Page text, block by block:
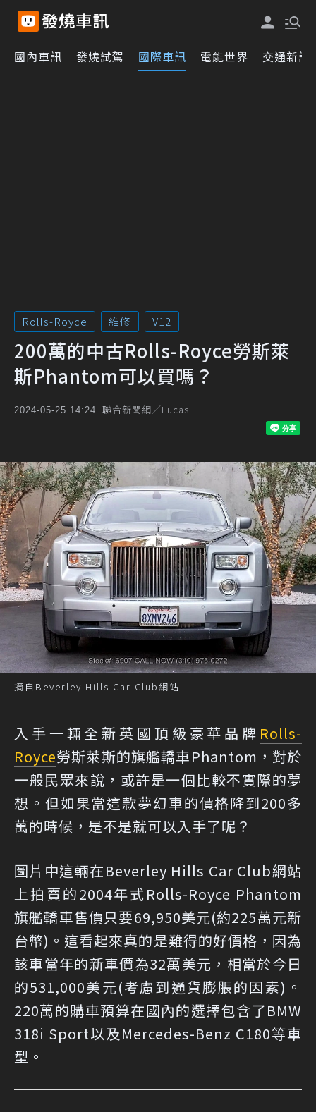
國內車訊 發燒試駕 國際車訊 電能世界 交通新訊
Rolls-Royce 維修 V12
200萬的中古Rolls-Royce勞斯萊
斯Phantom可以買嗎？
2024-05-25 14:24 聯合新聞網／Lucas
摘自Beverley Hills Car Club網站
入手一輛全新英國頂級豪華品牌 Rolls-
Royce勞斯萊斯的旗艦轎車Phantom，對於
一般民眾來說，或許是一個比較不實際的夢
想。但如果當這款夢幻車的價格降到200多
萬的時候，是不是就可以入手了呢？
圖片中這輛在Beverley Hills Car Club網站
上拍賣的2004年式Rolls-Royce Phantom
旗艦轎車售價只要69,950美元(約225萬元新
台幣)。這看起來真的是難得的好價格，因為
該車當年的新車價為32萬美元，相當於今日
的531,000美元(考慮到通貨膨脹的因素)。
220萬的購車預算在國內的選擇包含了BMW
318i Sport以及Mercedes-Benz C180等車
型。